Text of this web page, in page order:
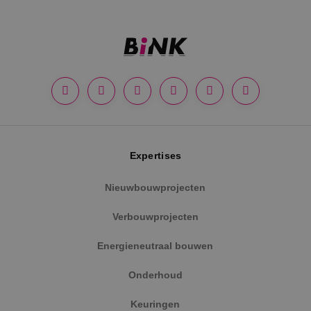
Expertises
Nieuwbouwprojecten
Verbouwprojecten
Energieneutraal bouwen
Onderhoud
Keuringen
.youtube.com